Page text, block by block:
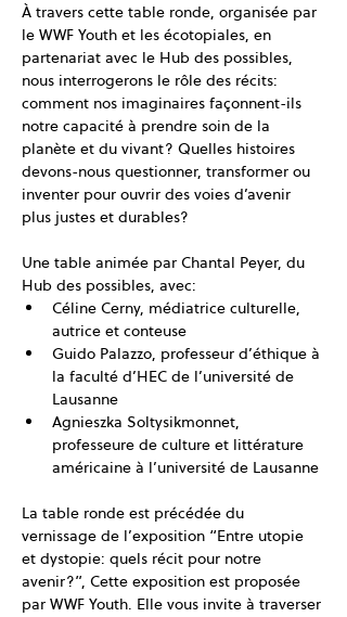
À travers cette table ronde, organisée par
le WWF Youth et les écotopiales, en
partenariat avec le Hub des possibles,
nous interrogerons le rôle des récits:
comment nos imaginaires façonnent-ils
notre capacité à prendre soin de la
planète et du vivant? Quelles histoires
devons-nous questionner, transformer ou
inventer pour ouvrir des voies d’avenir
plus justes et durables?
Une table animée par Chantal Peyer, du
Hub des possibles, avec:
Céline Cerny, médiatrice culturelle,
autrice et conteuse
Guido Palazzo, professeur d’éthique à
la faculté d’HEC de l’université de
Lausanne
Agnieszka Soltysikmonnet,
professeure de culture et littérature
américaine à l’université de Lausanne
La table ronde est précédée du
vernissage de l’exposition “Entre utopie
et dystopie: quels récit pour notre
avenir?”, Cette exposition est proposée
par WWF Youth. Elle vous invite à traverser